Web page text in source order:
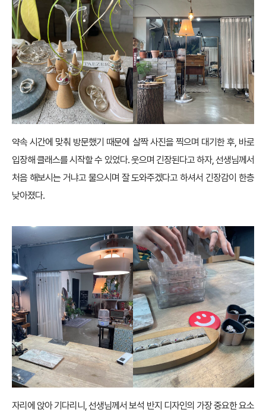
약속 시간에 맞춰 방문했기 때문에 살짝 사진을 찍으며 대기한 후, 바로
입장해 클래스를 시작할 수 있었다. 웃으며 긴장된다고 하자, 선생님께서
처음 해보시는 거냐고 물으시며 잘 도와주겠다고 하셔서 긴장감이 한층
낮아졌다.
자리에 앉아 기다리니, 선생님께서 보석 반지 디자인의 가장 중요한 요소